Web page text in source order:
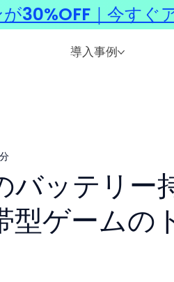
導入事例
ッテリー
型ゲームの
30%OFF｜今すぐ